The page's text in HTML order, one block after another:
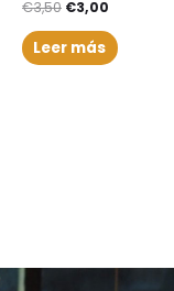
€3,50 €3,00
Leer más